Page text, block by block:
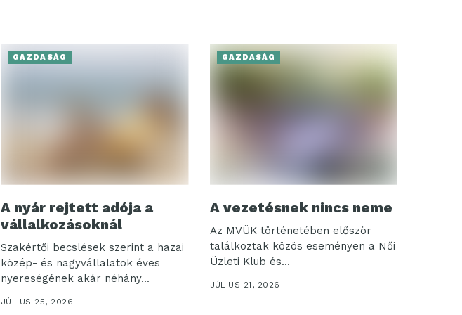
GAZDASÁG
A nyár rejtett adója a
vállalkozásoknál
Szakértői becslések szerint a hazai
közép- és nagyvállalatok éves
nyereségének akár néhány...
JÚLIUS 25, 2026
GAZDASÁG
A vezetésnek nincs neme
Az MVÜK történetében először
találkoztak közös eseményen a Női
Üzleti Klub és...
JÚLIUS 21, 2026